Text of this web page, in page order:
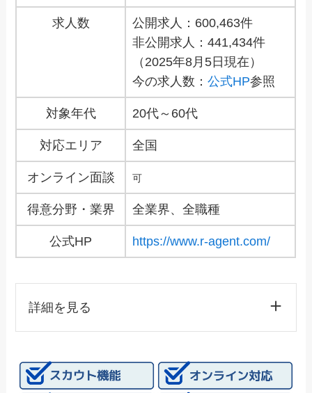
求人数
公開求人：600,463件
非公開求人：441,434件
（2025年8月5日現在）
今の求人数：公式HP参照
対象年代 20代～60代
対応エリア 全国
オンライン面談 可
得意分野・業界 全業界、全職種
公式HP https://www.r-agent.com/
詳細を見る